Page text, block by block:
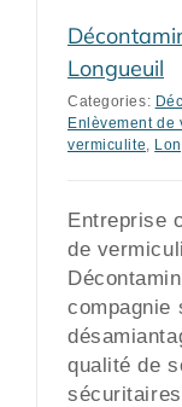
Longueuil
Categories:
Enlèvement de
vermiculite,
Entreprise
de
compagnie
qualité de